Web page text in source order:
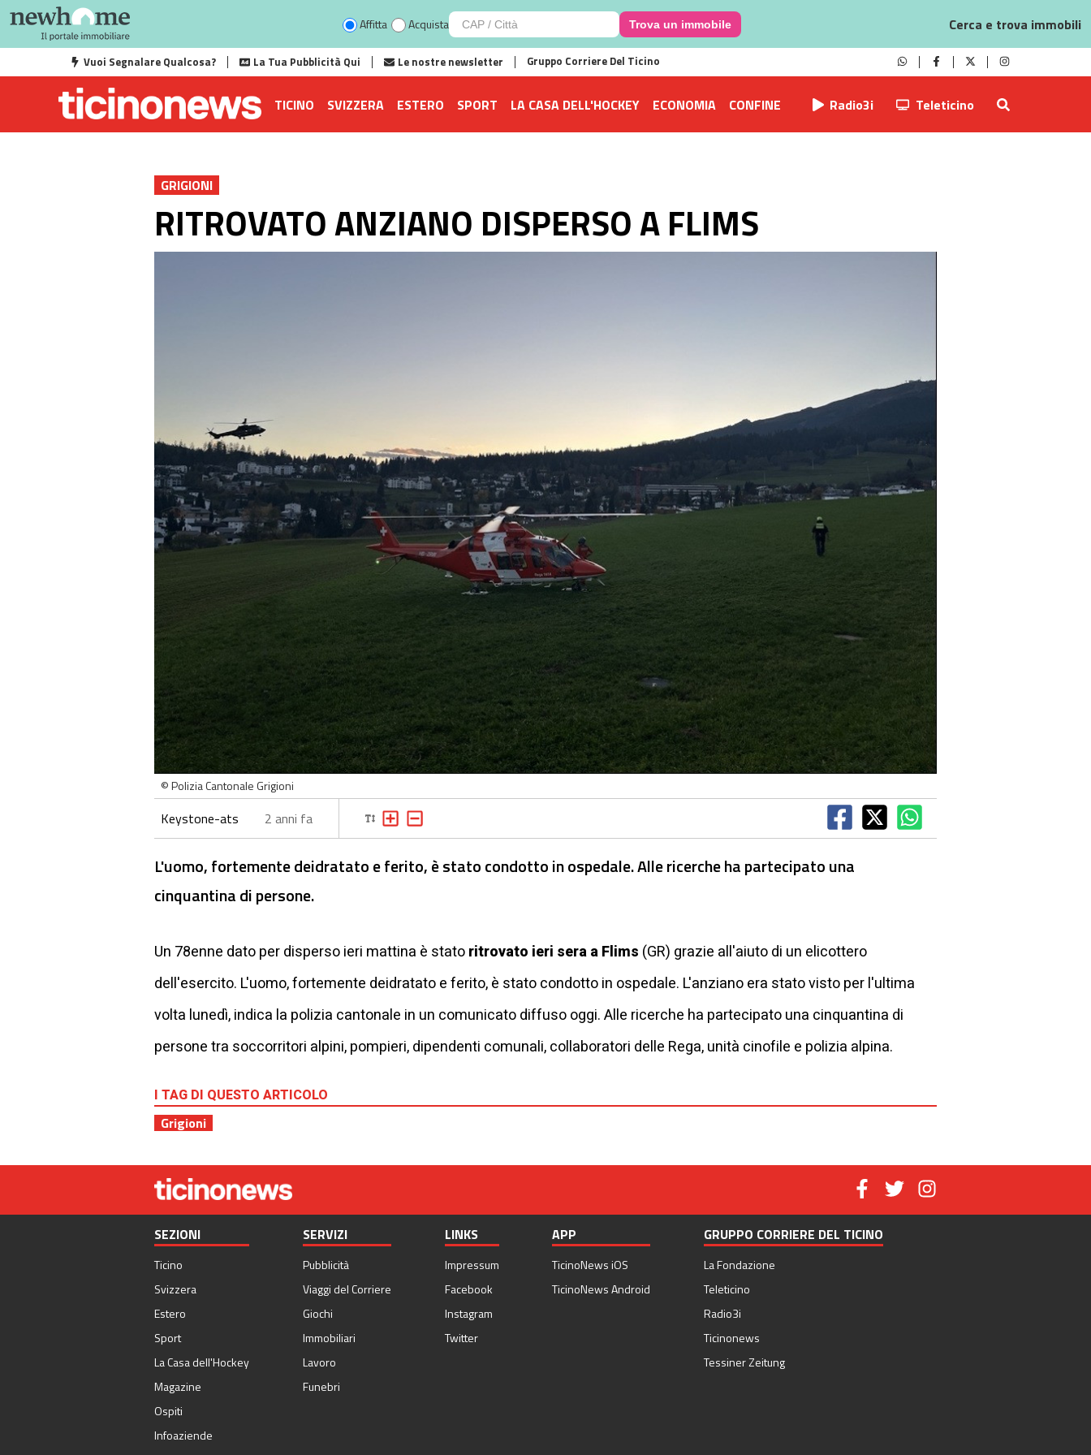
Affitta Acquista Trova un immobile Cerca e trova immobili
Vuoi Segnalare Qualcosa? La Tua Pubblicità Qui Le nostre newsletter Gruppo Corriere Del Ticino
TICINO SVIZZERA ESTERO SPORT LA CASA DELL'HOCKEY ECONOMIA CONFINE Radio3i Teleticino
GRIGIONI
RITROVATO ANZIANO DISPERSO A FLIMS
© Polizia Cantonale Grigioni
Keystone-ats 2 anni fa
L'uomo, fortemente deidratato e ferito, è stato condotto in ospedale. Alle ricerche ha partecipato una
cinquantina di persone.
Un 78enne dato per disperso ieri mattina è statoritrovato ieri sera a Flims (GR) grazie all'aiuto di un elicottero
dell'esercito. L'uomo, fortemente deidratato e ferito, è stato condotto in ospedale. L'anziano era stato visto per l'ultima
volta lunedì, indica la polizia cantonale in un comunicato diffuso oggi. Alle ricerche ha partecipato una cinquantina di
persone tra soccorritori alpini, pompieri, dipendenti comunali, collaboratori delle Rega, unità cinofile e polizia alpina.
I TAG DI QUESTO ARTICOLO
Grigioni
SEZIONI
Ticino
Svizzera
Estero
Sport
La Casa dell'Hockey
Magazine
Ospiti
Infoaziende
SERVIZI
Pubblicità
Viaggi del Corriere
Giochi
Immobiliari
Lavoro
Funebri
LINKS
Impressum
Facebook
Instagram
Twitter
APP
TicinoNews iOS
TicinoNews Android
GRUPPO CORRIERE DEL TICINO
La Fondazione
Teleticino
Radio3i
Ticinonews
Tessiner Zeitung